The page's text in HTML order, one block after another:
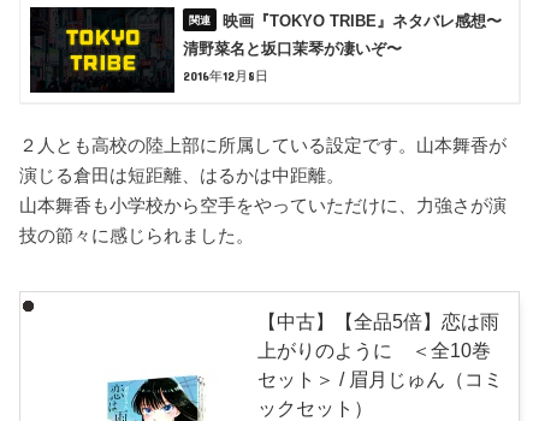
映画『TOKYO TRIBE』ネタバレ感想〜
清野菜名と坂口茉琴が凄いぞ〜
2016年12月8日
２人とも高校の陸上部に所属している設定です。山本舞香が
演じる倉田は短距離、はるかは中距離。
山本舞香も小学校から空手をやっていただけに、力強さが演
技の節々に感じられました。
【中古】【全品5倍】恋は雨
上がりのように ＜全10巻
セット＞ / 眉月じゅん（コミ
ックセット）